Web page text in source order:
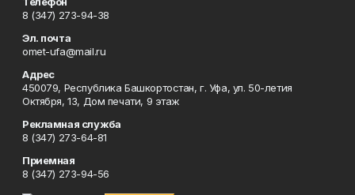
8 (347) 273-94-38
Эл. почта
omet-ufa@mail.ru
Адрес
450079, Республика Башкортостан, г. Уфа, ул. 50-летия
Октября, 13, Дом печати, 9 этаж
Рекламная служба
8 (347) 273-64-81
Приемная
8 (347) 273-94-56